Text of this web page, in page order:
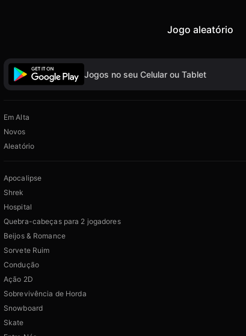
Jogo aleatório
Jogos no seu Celular ou Tablet
Em Alta
Novos
Aleatório
Apocalipse
Shrek
Hospital
Quebra-cabeças para 2 jogadores
Beijos & Romance
Sorvete Ruim
Condução
Ação 2D
Sobrevivência de Horda
Snowboard
Skate